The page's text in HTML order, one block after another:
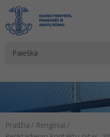
Pradžia / Renginiai /